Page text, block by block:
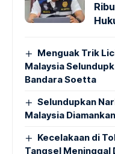
Menguak Trik
Malaysia
Bandara Soetta
Selundupkan
Malaysia
Kecelakaan di
Tangsel Meninggal